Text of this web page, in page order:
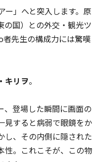
ー」へと突入します。原
の国）との外交・観光ツ
先生の構成力には驚嘆
キリヲ。
登場した瞬間に画面の
すると病弱で眼鏡をか
し、その内側に隠された
性。これこそが、この物